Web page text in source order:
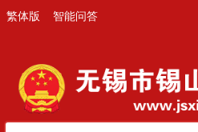
繁体版 智能问答